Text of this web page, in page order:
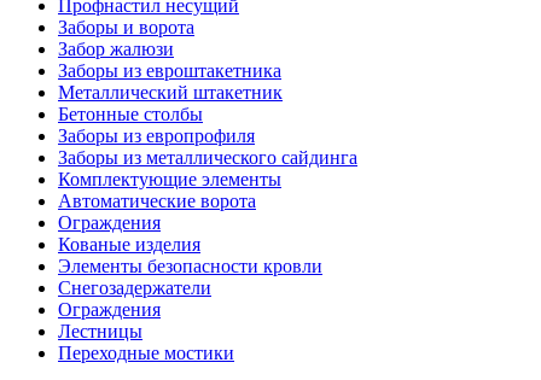
Профнастил несущий
Заборы и ворота
Забор жалюзи
Заборы из евроштакетника
Металлический штакетник
Бетонные столбы
Заборы из европрофиля
Заборы из металлического сайдинга
Комплектующие элементы
Автоматические ворота
Ограждения
Кованые изделия
Элементы безопасности кровли
Снегозадержатели
Ограждения
Лестницы
Переходные мостики